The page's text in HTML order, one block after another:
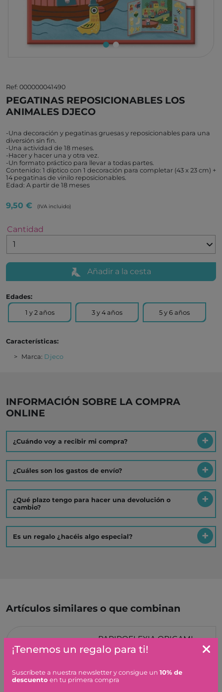
Ref: 000000041490
PEGATINAS REPOSICIONABLES LOS
ANIMALES DJECO
-Una decoración y pegatinas gruesas y reposicionables para una
diversión sin fin.
-Una actividad de 18 meses.
-Hacer y hacer una y otra vez.
-Un formato práctico para llevar a todas partes.
Contenido: 1 díptico con 1 decoración para completar (43 x 23 cm) +
14 pegatinas de vinilo reposicionables.
Edad: A partir de 18 meses
9,50 € (IVA incluido)
Cantidad
Añadir a la cesta
Edades:
1 y 2 años 3 y 4 años 5 y 6 años
Características:
Marca: Djeco
INFORMACIÓN SOBRE LA COMPRA
ONLINE
¿Cuándo voy a recibir mi compra?
¿Cuáles son los gastos de envío?
¿Qué plazo tengo para hacer una devolución o
cambio?
Es un regalo ¿hacéis algo especial?
Artículos similares o que combinan
PAPIROFLEXIA ORIGAMI
HARU DJECO
¡Tenemos un regalo para ti!
Suscríbete a nuestra newsletter y consigue un 10% de
descuento en tu primera compra